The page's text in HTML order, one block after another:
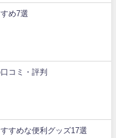
め7選
コミ・評判
すめな便利グッズ17選